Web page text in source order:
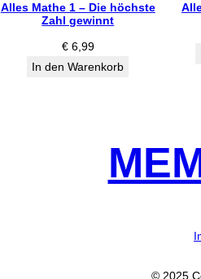
Alles Mathe 1 – Die höchste
Zahl gewinnt
€6,99
In den Warenkorb
© 2025